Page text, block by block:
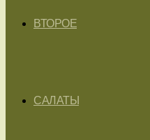
ВТОРОЕ
САЛАТЫ